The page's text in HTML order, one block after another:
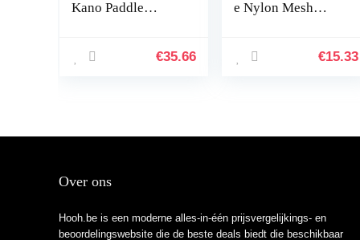
Kano Paddle
Paddle Bag,
€35.66
e Nylon Mesh
met Verstelbare€15.33
Over ons
Hooh.be is een moderne alles-in-één prijsvergelijkings- en
beoordelingswebsite die de beste deals biedt die beschikbaar